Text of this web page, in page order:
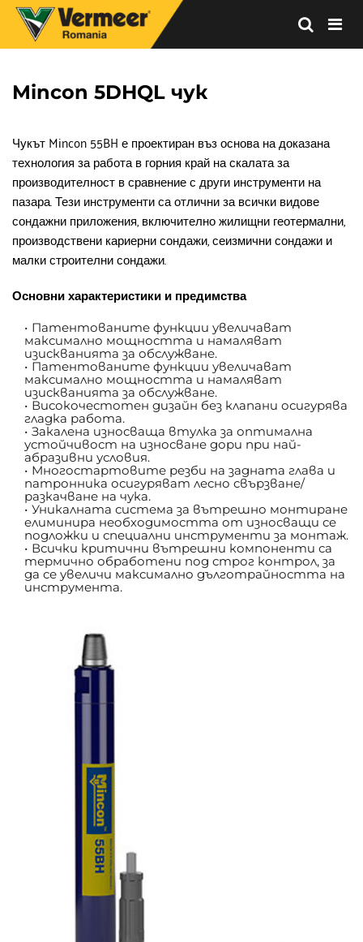
Mincon 5DHQL чук
Чукът Mincon 55BH е проектиран въз основа на доказана
технология за работа в горния край на скалата за
производителност в сравнение с други инструменти на
пазара. Тези инструменти са отлични за всички видове
сондажни приложения, включително жилищни геотермални,
производствени кариерни сондажи, сеизмични сондажи и
малки строителни сондажи.
Основни характеристики и предимства
Патентованите функции увеличават
максимално мощността и намаляват
изискванията за обслужване.
Патентованите функции увеличават
максимално мощността и намаляват
изискванията за обслужване.
Високочестотен дизайн без клапани осигурява
гладка работа.
Закалена износваща втулка за оптимална
устойчивост на износване дори при най-
абразивни условия.
Многостартовите резби на задната глава и
патронника осигуряват лесно свързване/
разкачване на чука.
Уникалната система за вътрешно монтиране
елиминира необходимостта от износващи се
подложки и специални инструменти за монтаж.
Всички критични вътрешни компоненти са
термично обработени под строг контрол, за
да се увеличи максимално дълготрайността на
инструмента.